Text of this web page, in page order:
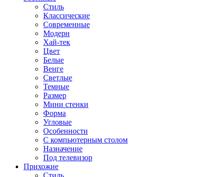
Стиль
Классические
Современные
Модерн
Хай-тек
Цвет
Белые
Венге
Светлые
Темные
Размер
Мини стенки
Форма
Угловые
Особенности
С компьютерным столом
Назначение
Под телевизор
Прихожие
Стиль